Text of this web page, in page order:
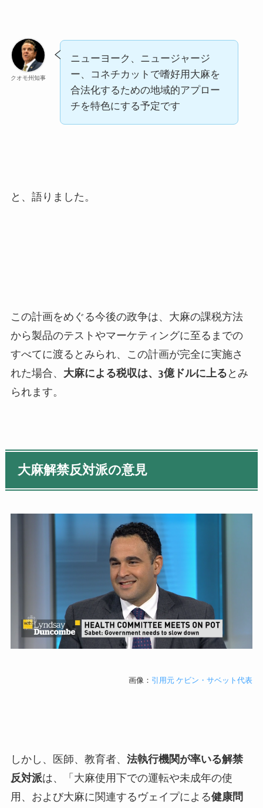
クオモ州知事
ニューヨーク、ニュージャージ
ー、コネチカットで嗜好用大麻を
合法化するための地域的アプロー
チを特色にする予定です
と、語りました。
この計画をめぐる今後の政争は、大麻の課税方法
から製品のテストやマーケティングに至るまでの
すべてに渡るとみられ、この計画が完全に実施さ
れた場合、 大麻による税収は、 3億ドルに上るとみ
られます。
大麻解禁反対派の意見
画像： 引用元ケビン・サベット代表
しかし、医師、教育者、 法執行機関が率いる解禁
反対派は、「大麻使用下での運転や未成年の使
用、および大麻に関連するヴェイプによる健康問